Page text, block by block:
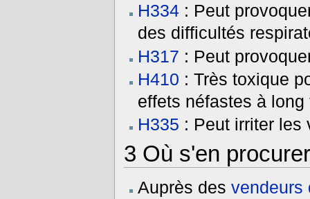
H334 : Peut
des difficultés
H317 : Peut
H410 : Très toxique
effets néfastes à long
H335 : Peut irriter les
3 Où s'en
Auprès desvendeurs